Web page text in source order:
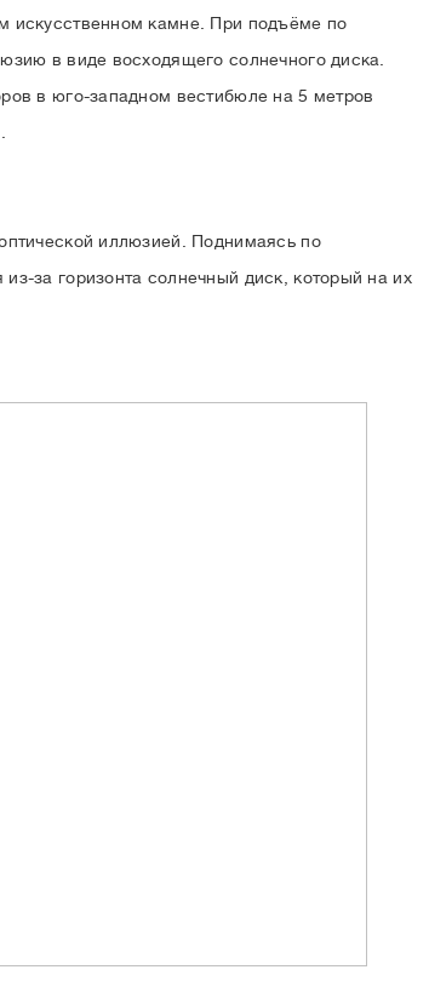
искусственном камне. При подъёме по
в виде восходящего солнечного диска.
в юго-западном вестибюле на 5 метров
иллюзией. Поднимаясь по
за горизонта солнечный диск, который на их